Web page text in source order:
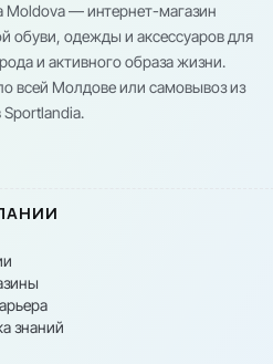
Moldova — интернет-магазин
обуви, одежды и аксессуаров для
и активного образа жизни.
всей Молдове или самовывоз из
Sportlandia.
знаний